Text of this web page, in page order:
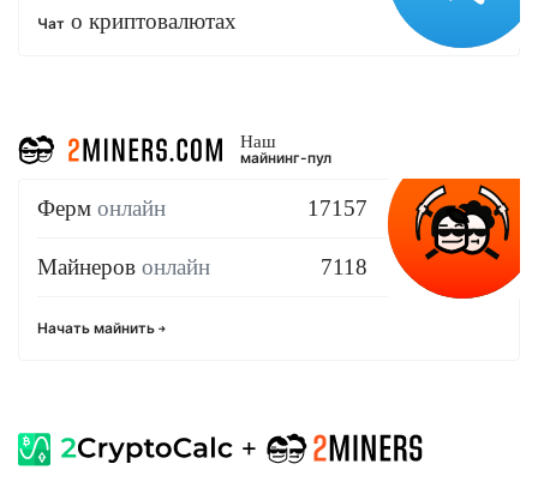
Чат о криптовалютах
Наш
майнинг-пул
Ферм онлайн 17157
Майнеров онлайн 7118
Начать майнить